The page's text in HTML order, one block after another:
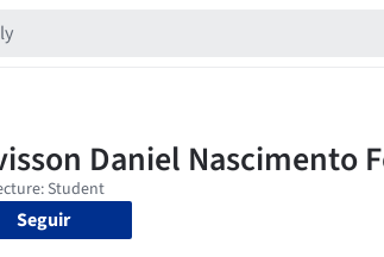
Seguir